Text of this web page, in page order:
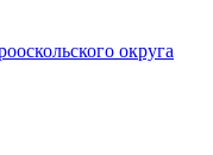
округа